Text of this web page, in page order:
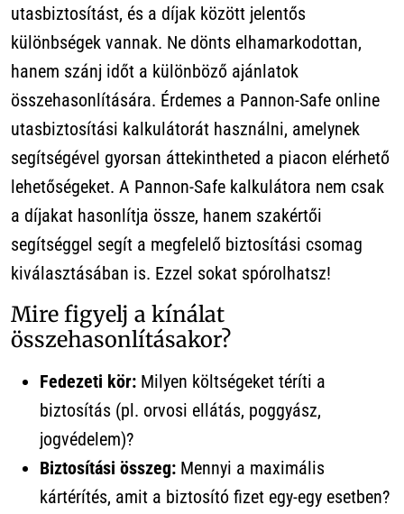
utasbiztosítást, és a díjak között jelentős
különbségek vannak. Ne dönts elhamarkodottan,
hanem szánj időt a különböző ajánlatok
összehasonlítására. Érdemes a Pannon-Safe online
utasbiztosítási kalkulátorát használni, amelynek
segítségével gyorsan áttekintheted a piacon elérhető
lehetőségeket. A Pannon-Safe kalkulátora nem csak
a díjakat hasonlítja össze, hanem szakértői
segítséggel segít a megfelelő biztosítási csomag
kiválasztásában is. Ezzel sokat spórolhatsz!
Mire figyelj a kínálat
összehasonlításakor?
Fedezeti kör: Milyen költségeket téríti a
biztosítás (pl. orvosi ellátás, poggyász,
jogvédelem)?
Biztosítási összeg: Mennyi a maximális
kártérítés, amit a biztosító fizet egy-egy esetben?